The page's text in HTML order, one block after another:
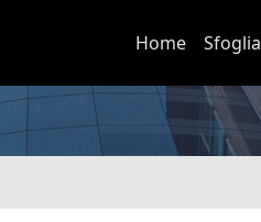
Home Sfoglia